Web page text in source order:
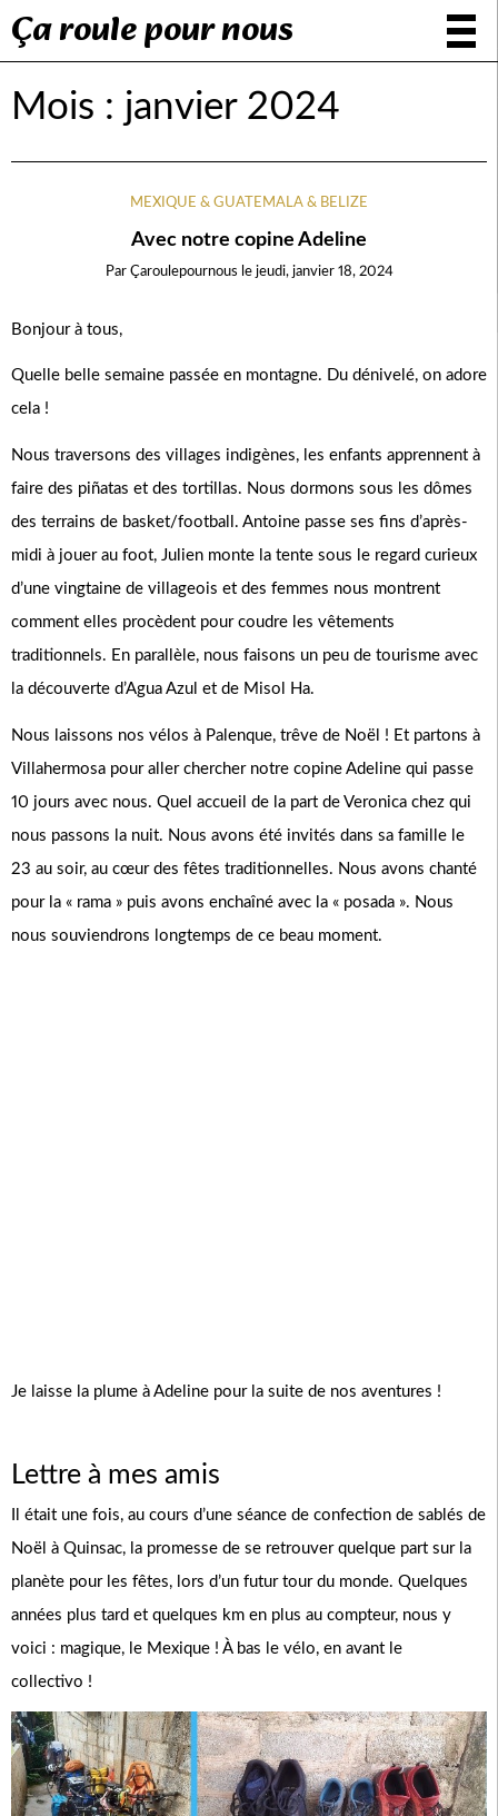
Ça roule pour nous
Mois : janvier 2024
MEXIQUE & GUATEMALA & BELIZE
Avec notre copine Adeline
Par Çaroulepournous le jeudi, janvier 18, 2024
Bonjour à tous,
Quelle belle semaine passée en montagne. Du dénivelé, on adore
cela !
Nous traversons des villages indigènes, les enfants apprennent à
faire des piñatas et des tortillas. Nous dormons sous les dômes
des terrains de basket/football. Antoine passe ses fins d’après-
midi à jouer au foot, Julien monte la tente sous le regard curieux
d’une vingtaine de villageois et des femmes nous montrent
comment elles procèdent pour coudre les vêtements
traditionnels. En parallèle, nous faisons un peu de tourisme avec
la découverte d’Agua Azul et de Misol Ha.
Nous laissons nos vélos à Palenque, trêve de Noël ! Et partons à
Villahermosa pour aller chercher notre copine Adeline qui passe
10 jours avec nous. Quel accueil de la part de Veronica chez qui
nous passons la nuit. Nous avons été invités dans sa famille le
23 au soir, au cœur des fêtes traditionnelles. Nous avons chanté
pour la « rama » puis avons enchaîné avec la « posada ». Nous
nous souviendrons longtemps de ce beau moment.
Je laisse la plume à Adeline pour la suite de nos aventures !
Lettre à mes amis
Il était une fois, au cours d’une séance de confection de sablés de
Noël à Quinsac, la promesse de se retrouver quelque part sur la
planète pour les fêtes, lors d’un futur tour du monde. Quelques
années plus tard et quelques km en plus au compteur, nous y
voici : magique, le Mexique ! À bas le vélo, en avant le
collectivo !